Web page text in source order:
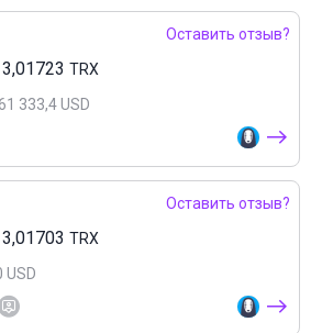
Оставить отзыв?
3,01723 TRX
333,4 USD
Оставить отзыв?
3,01703 TRX
USD